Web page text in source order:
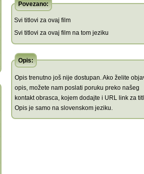
Povezano:
Svi titlovi za ovaj film
Svi titlovi za ovaj film na tom jeziku
Opis:
Opis trenutno još nije dostupan. Ako želite
opis, možete nam poslati poruku preko našeg
kontakt obrasca, kojem dodajte i URL link za
Opis je samo na slovenskom jeziku.